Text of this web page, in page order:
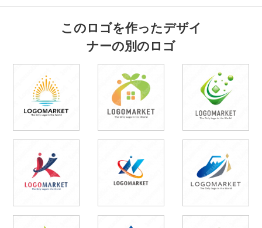
このロゴを作ったデザイ
ナーの別のロゴ